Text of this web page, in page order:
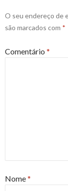
O seu endereço de
são marcados com *
Comentário *
Nome*